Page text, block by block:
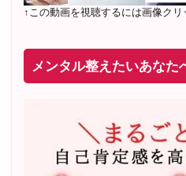
↑この動画を視聴するには画像クリ
メンタル整えたいあなた